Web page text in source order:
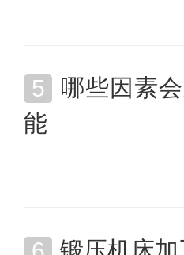
哪些因素
能
锻压机床